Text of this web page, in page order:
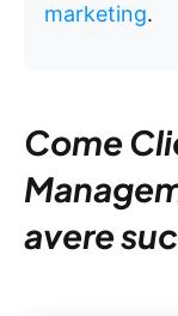
marketing.
Come
avere